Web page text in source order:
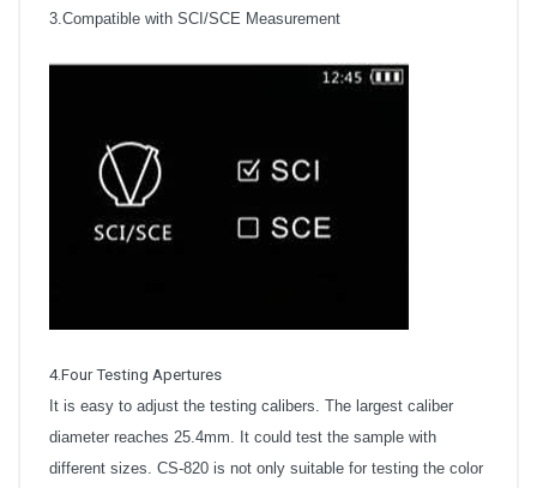
3.Compatible with SCI/SCE Measurement
4.Four Testing Apertures
It is easy to adjust the testing calibers. The largest caliber
diameter reaches 25.4mm. It could test the sample with
different sizes. CS-820 is not only suitable for testing the color